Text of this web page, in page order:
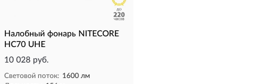
Налобный фонарь NITECORE
HC70 UHE
10 028 руб.
Световой поток: 1600 лм